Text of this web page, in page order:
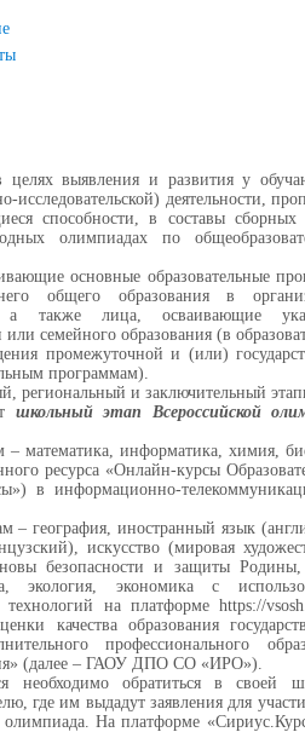
целях выявления и развития у
исследовательской) деятельности,
способности, в составы сборных
олимпиадах по
основные образовательные
общего образования в
а также лица, осваивающие
семейного образования (в
промежуточной и (или)
программам).
региональный и заключительный
школьный этап Всероссийской
– математика, информатика, химия,
ресурса «Онлайн-курсы
в информационно-
– география, иностранный язык
искусство (мировая
безопасности и защиты
экология, экономика с
на платформе https://
качества образования
профессионального
(далее – ГАОУ ДПО СО «ИРО»).
необходимо обратиться в своей
где им выдадут заявления для
На платформе